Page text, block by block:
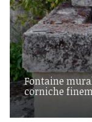
Fontaine
corniche